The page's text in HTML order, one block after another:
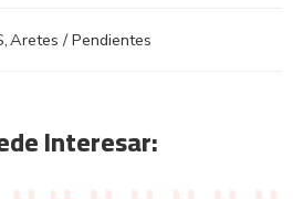
,Aretes / Pendientes
Interesar: